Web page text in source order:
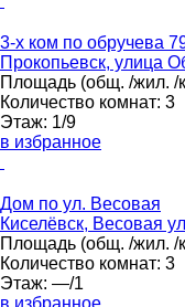
3-х ком по обручева
Прокопьевск, улица
Площадь (общ. /жил. /
Количество комнат: 3
Этаж: 1/9
в избранное
Дом по ул. Весовая
Киселёвск, Весовая
Площадь (общ. /жил. /
Количество комнат: 3
Этаж: —/1
в избранное